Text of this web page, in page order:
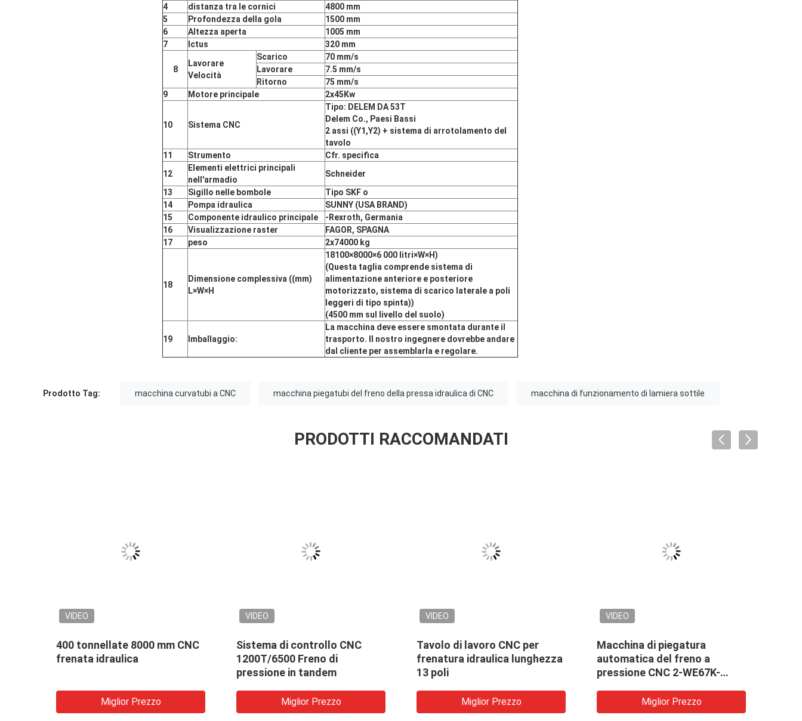
4
distanza tra le cornici
4800 mm
5
Profondezza della gola
1500 mm
6
Altezza aperta
1005 mm
7
Ictus 320 mm
8
Lavorare
Velocità
Scarico
70 mm/s
Lavorare
7.5 mm/s
Ritorno
75 mm/s
9
Motore principale 2x45Kw
10 Sistema CNC
Tipo: DELEM DA 53T
Delem Co., Paesi Bassi
2 assi ((Y1,Y2) + sistema di arrotolamento del
tavolo
11
Strumento
Cfr. specifica
12
Elementi elettrici principali
nell'armadio
Schneider
13
Sigillo nelle bombole
Tipo SKF o
14
Pompa idraulica
SUNNY (USA BRAND)
15
Componente idraulico principale -Rexroth, Germania
16
Visualizzazione raster
FAGOR, SPAGNA
17
peso 2x74000 kg
18
Dimensione complessiva ((mm)
L×W×H
18100×8000×6 000 litri×W×H)
(Questa taglia comprende sistema di
alimentazione anteriore e posteriore
motorizzato, sistema di scarico laterale a poli
leggeri di tipo spinta))
(4500 mm sul livello del suolo)
19 Imballaggio:
La macchina deve essere smontata durante il
trasporto. Il nostro ingegnere dovrebbe andare
dal cliente per assemblarla e regolare.
Prodotto Tag: macchina curvatubi a CNC macchina piegatubi del freno della pressa idraulica di CNC macchina di funzionamento di lamiera sottile
PRODOTTI RACCOMANDATI
VIDEO
400 tonnellate 8000 mm CNC
frenata idraulica
Miglior Prezzo
VIDEO
Sistema di controllo CNC
1200T/6500 Freno di
pressione in tandem
Miglior Prezzo
VIDEO
Tavolo di lavoro CNC per
frenatura idraulica lunghezza
13 poli
Miglior Prezzo
VIDEO
Macchina di piegatura
automatica del freno a
pressione CNC 2-WE67K-
Miglior Prezzo